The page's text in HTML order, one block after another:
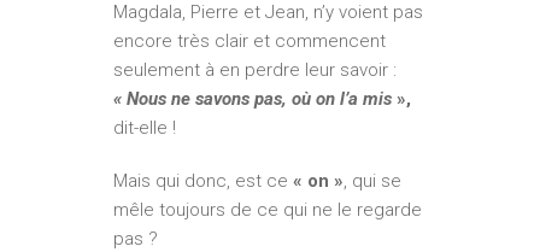
Magdala, Pierre et Jean, n’y voient pas
encore très clair et commencent
seulement à en perdre leur savoir :
« Nous ne savons pas, où on l’a mis »,
dit-elle !
Mais qui donc, est ce « on », qui se
mêle toujours de ce qui ne le regarde
pas ?